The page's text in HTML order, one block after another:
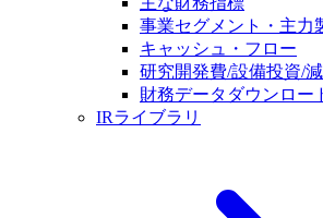
事業セグメント・主力
キャッシュ・フロー
研究開発費/設備投資/
財務データダウンロー
IRライブラリ